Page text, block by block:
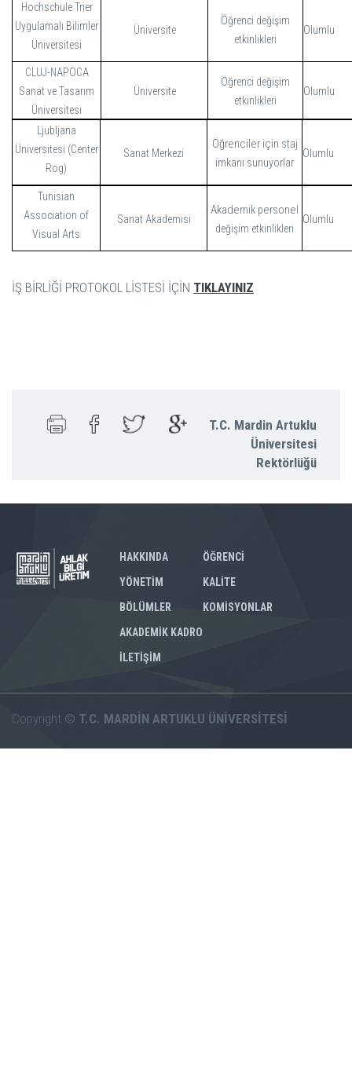
Hochschule Trier
Uygulamalı Bilimler
Üniversitesi
Üniversite
Öğrenci değişim
etkinlikleri
Olumlu
CLUJ-NAPOCA
Sanat ve Tasarım
Üniversitesi
Üniversite
Öğrenci değişim
etkinlikleri
Olumlu
Ljubljana
Üniversitesi (Center
Rog)
Sanat Merkezi
Öğrenciler için staj
imkanı sunuyorlar
Olumlu
Tunisian
Association of
Visual Arts
Sanat Akademisi
Akademik personel
değişim etkinlikleri
Olumlu
İŞ BİRLİĞİ PROTOKOL LİSTESİ İÇİN TIKLAYINIZ
T.C. Mardin Artuklu
Üniversitesi
Rektörlüğü
HAKKINDA
YÖNETİM
BÖLÜMLER
ÖĞRENCİ
KALİTE
KOMİSYONLAR
AKADEMİK KADRO
İLETİŞİM
Copyright © T.C. MARDİN ARTUKLU ÜNİVERSİTESİ